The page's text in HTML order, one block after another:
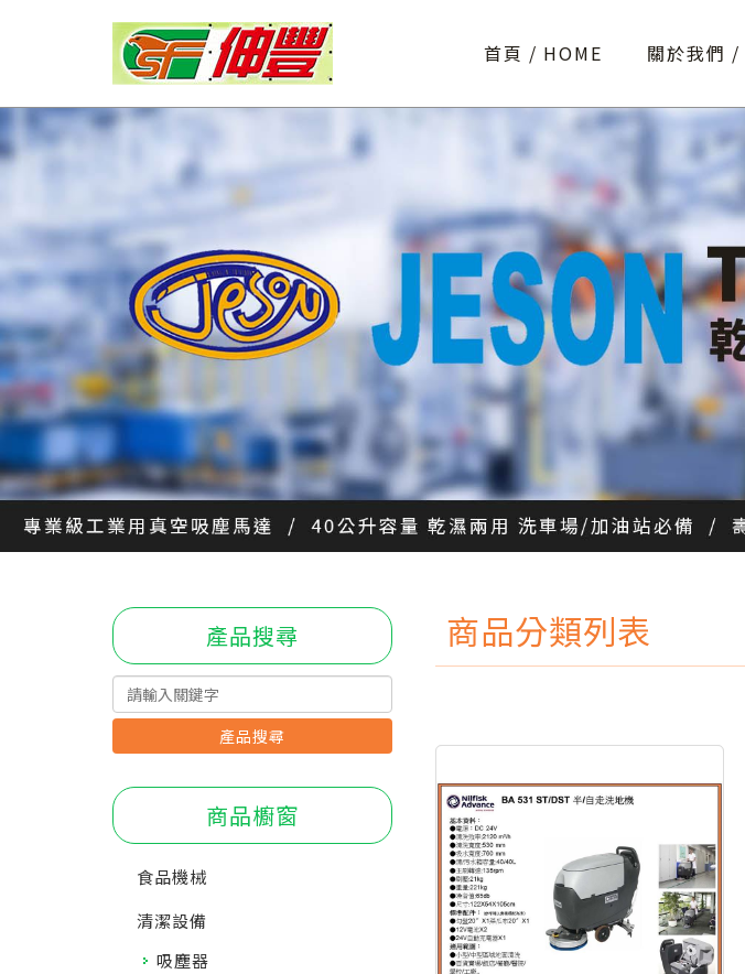
首頁 HOME 關於我們
產品搜尋
產品搜尋
商品櫥窗
食品機械
清潔設備
吸塵器
商品分類列表